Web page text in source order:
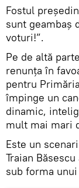
Fostul
sunt geambaș
voturi!”.
Pe de altă
renunța în
pentru
împinge un
dinamic,
mult mai mari
Este un
Traian
sub forma unui